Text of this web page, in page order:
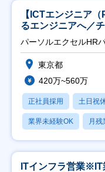
【ICTエンジニア
るエンジニアへ／
パーソルエクセルHR
東京都
420万~560万
正社員採用 土日祝
業界未経験OK 月残
ITインフラ営業